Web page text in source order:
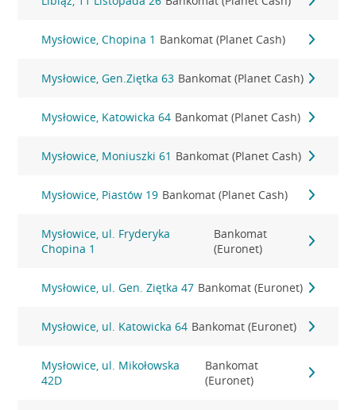
Mysłowice, Chopina 1 Bankomat (Planet Cash)
Mysłowice, Gen.Ziętka 63 Bankomat (Planet Cash)
Mysłowice, Katowicka 64 Bankomat (Planet Cash)
Mysłowice, Moniuszki 61 Bankomat (Planet Cash)
Mysłowice, Piastów 19 Bankomat (Planet Cash)
Mysłowice, ul. Fryderyka
Chopina 1
Bankomat
(Euronet)
Mysłowice, ul. Gen. Ziętka 47 Bankomat (Euronet)
Mysłowice, ul. Katowicka 64 Bankomat (Euronet)
Mysłowice, ul. Mikołowska
42D
Bankomat
(Euronet)